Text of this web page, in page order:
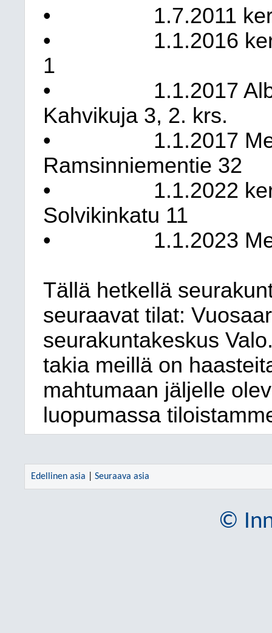
•
1.7.2011
•
1.1.2016
1
•
1.1.2017
Kahvikuja 3, 2. krs.
•
1.1.2017
Ramsinniementie 32
•
1.1.2022
Solvikinkatu 11
•
1.1.2023
Tällä hetkellä
seuraavat tilat:
seurakuntakeskus
takia meillä on
mahtumaan jäljelle
luopumassa
Edellinen asia Seuraava asia
©